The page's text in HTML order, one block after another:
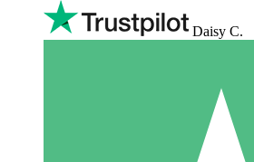
Daisy C.